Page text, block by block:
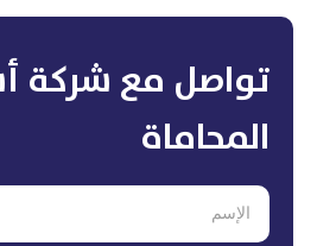
تواصل مع
المحاماة